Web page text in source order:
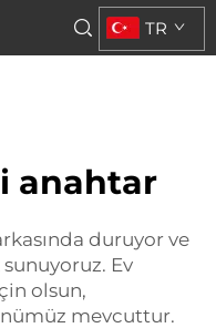
TR
anahtar
duruyor ve
Ev
olsun,
mevcuttur.